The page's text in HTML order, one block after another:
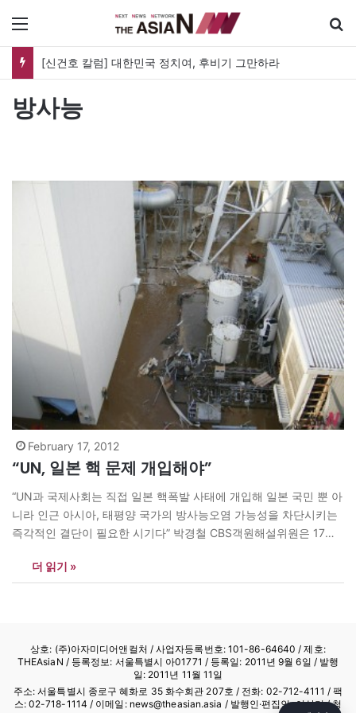
[신건호 칼럼] 대한민국 정치여, 후비기 그만하라
방사능
February 17, 2012
“UN, 일본 핵 문제 개입해야”
“UN과 국제사회는 직접 일본 핵폭발 사태에 개입해 일본 국민 뿐 아
니라 인근 아시아, 태평양 국가의 방사능오염 가능성을 차단시키는
즉각적인 결단이 필요한 시기다” 박경철 CBS객원해설위원은 17일
서야 한다고 주장했다. 박 위원은 “일본 후쿠시마 제1원자력 발전소
2호기 원자로 온도가 급상승해 일본 국민들이 공포에…
더 읽기 »
상호: (주)아자미디어앤컬처 /사업자등록번호: 101-86-64640 / 제호:
THEAsiaN / 등록정보: 서울특별시 아01771 / 등록일: 2011년 9월 6일 / 발행
일: 2011년 11월 11일
주소: 서울특별시 종로구 혜화로 35 화수회관 207호 / 전화: 02-712-4111 / 팩
스: 02-718-1114 / 이메일: news@theasian.asia / 발행인·편집인: 이상기 / 청